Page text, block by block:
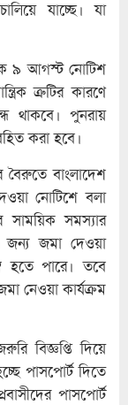
যাচ্ছে। যা
৯ আগস্ট নোটিশ
ত্রুটির কারণে
থাকবে। পুনরায়
করা হবে।
বাংলাদেশ
নোটিশে বলা
সাময়িক সমস্যার
জন্য জমা দেওয়া
হতে পারে। তবে
নেওয়া কার্যক্রম
বিজ্ঞপ্তি দিয়ে
পাসপোর্ট দিতে
পাসপোর্ট